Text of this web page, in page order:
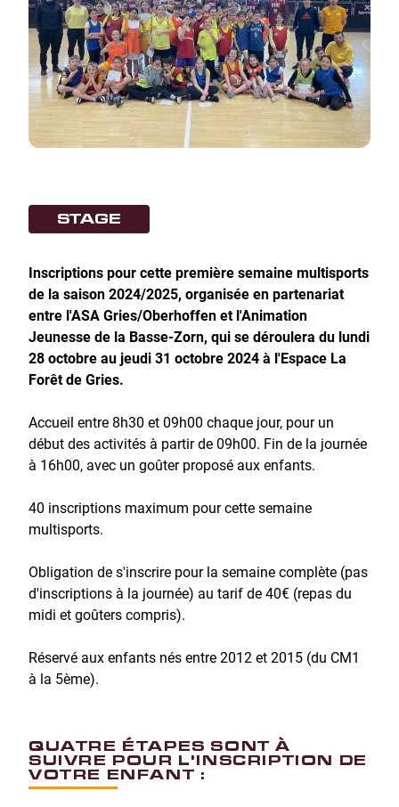
STAGE
Inscriptions pour cette première semaine multisports
de la saison 2024/2025, organisée en partenariat
entre l'ASA Gries/Oberhoffen et l'Animation
Jeunesse de la Basse-Zorn, qui se déroulera du lundi
28 octobre au jeudi 31 octobre 2024 à l'Espace La
Forêt de Gries.
Accueil entre 8h30 et 09h00 chaque jour, pour un
début des activités à partir de 09h00. Fin de la journée
à 16h00, avec un goûter proposé aux enfants.
40 inscriptions maximum pour cette semaine
multisports.
Obligation de s'inscrire pour la semaine complète (pas
d'inscriptions à la journée) au tarif de 40€ (repas du
midi et goûters compris).
Réservé aux enfants nés entre 2012 et 2015 (du CM1
à la 5ème).
QUATRE ÉTAPES SONT À
SUIVRE POUR L'INSCRIPTION DE
VOTRE ENFANT :